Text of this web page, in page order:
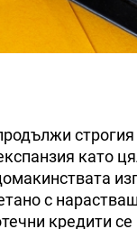
като
с
кредити се